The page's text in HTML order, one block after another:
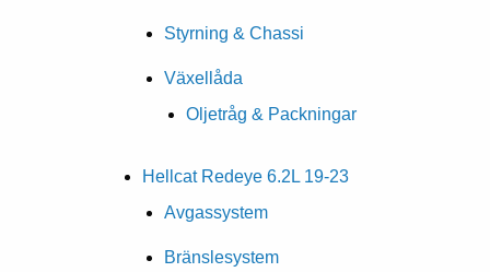
Styrning & Chassi
Växellåda
Oljetråg & Packningar
Hellcat Redeye 6.2L 19-23
Avgassystem
Bränslesystem